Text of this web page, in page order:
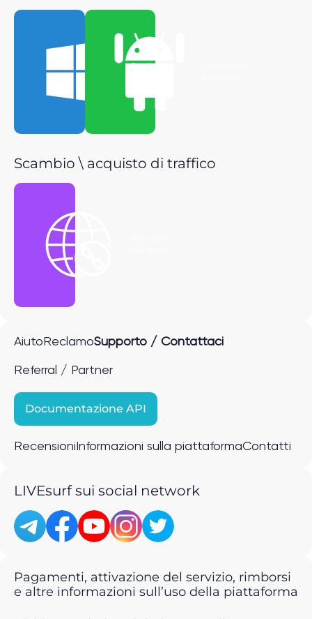
Scarica per
Scambio \ acquisto di traffico
Aiuto ReclamoSupporto / Contattaci
Referral / Partner
Documentazione API
Recensioni Informazioni sulla piattaformaContatti
LIVEsurf sui social network
Pagamenti, attivazione del servizio, rimborsi
e altre informazioni sull’uso della piattaforma